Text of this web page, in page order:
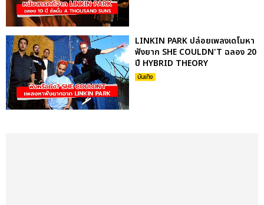
LINKIN PARK ปล่อยเพลงเดโมหา
ฟังยาก SHE COULDN'T ฉลอง 20
ปี HYBRID THEORY
บันเทิง